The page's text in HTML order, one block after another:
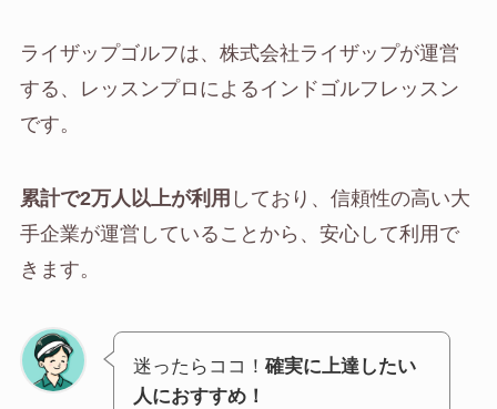
ライザップゴルフは、株式会社ライザップが運営
する、レッスンプロによるインドゴルフレッスン
です。
累計で2万人以上が利用 しており、信頼性の高い大
手企業が運営していることから、安心して利用で
きます。
迷ったらココ！ 確実に上達したい
人におすすめ！